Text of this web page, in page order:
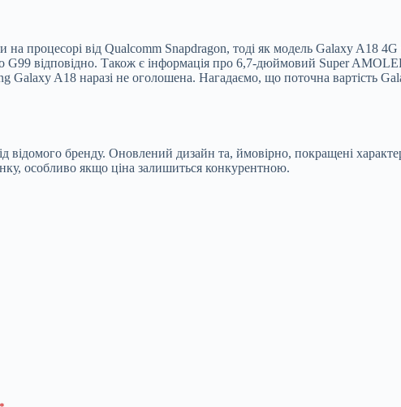
процесорі від Qualcomm Snapdragon, тоді як модель Galaxy A18
відповідно. Також є інформація про 6,7-дюймовий Super
Galaxy A18 наразі не оголошена. Нагадаємо, що поточна вартість
бренду. Оновлений дизайн та, ймовірно, покращені
особливо якщо ціна залишиться конкурентною.